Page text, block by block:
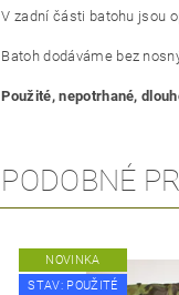
V zadní části batohu jsou
Batoh dodáváme bez
Použité, nepotrhané,
PODOBNÉ
NOVINKA
STAV: POUŽITÉ